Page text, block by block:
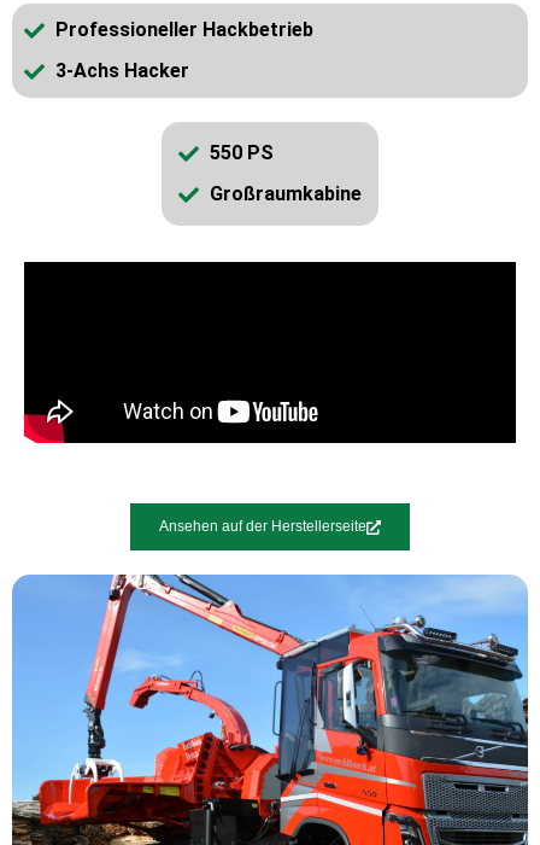
Professioneller Hackbetrieb
3-Achs Hacker
550 PS
Großraumkabine
Ansehen auf der Herstellerseite